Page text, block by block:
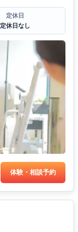
定休日
定休日なし
体験・相談予約